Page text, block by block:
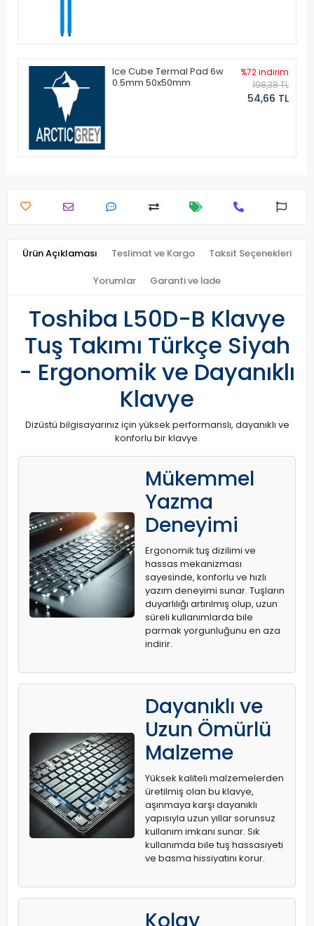
Ice Cube Termal Pad 6w
0.5mm 50x50mm
%72 indirim
198,38 TL
54,66 TL
Ürün Açıklaması Teslimat ve Kargo Taksit Seçenekleri
Yorumlar Garanti ve İade
Toshiba L50D-B Klavye
Tuş Takımı Türkçe Siyah
- Ergonomik ve Dayanıklı
Klavye
Dizüstü bilgisayarınız için yüksek performanslı, dayanıklı ve
konforlu bir klavye.
Mükemmel
Yazma
Deneyimi
Ergonomik tuş dizilimi ve
hassas mekanizması
sayesinde, konforlu ve hızlı
yazım deneyimi sunar. Tuşların
duyarlılığı artırılmış olup, uzun
süreli kullanımlarda bile
parmak yorgunluğunu en aza
indirir.
Dayanıklı ve
Uzun Ömürlü
Malzeme
Yüksek kaliteli malzemelerden
üretilmiş olan bu klavye,
aşınmaya karşı dayanıklı
yapısıyla uzun yıllar sorunsuz
kullanım imkanı sunar. Sık
kullanımda bile tuş hassasiyeti
ve basma hissiyatını korur.